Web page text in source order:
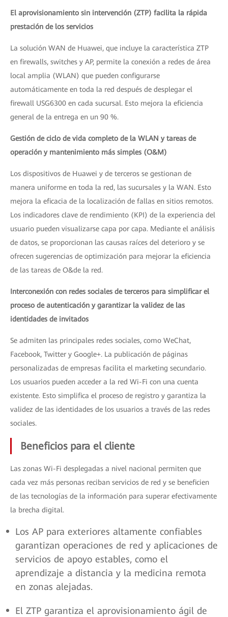
El aprovisionamiento sin intervención (ZTP) facilita la rápida
prestación de los servicios
La solución WAN de Huawei, que incluye la característica ZTP
en firewalls, switches y AP, permite la conexión a redes de área
local amplia (WLAN) que pueden configurarse
automáticamente en toda la red después de desplegar el
firewall USG6300 en cada sucursal. Esto mejora la eficiencia
general de la entrega en un 90 %.
Gestión de ciclo de vida completo de la WLAN y tareas de
operación y mantenimiento más simples (O&M)
Los dispositivos de Huawei y de terceros se gestionan de
manera uniforme en toda la red, las sucursales y la WAN. Esto
mejora la eficacia de la localización de fallas en sitios remotos.
Los indicadores clave de rendimiento (KPI) de la experiencia del
usuario pueden visualizarse capa por capa. Mediante el análisis
de datos, se proporcionan las causas raíces del deterioro y se
ofrecen sugerencias de optimización para mejorar la eficiencia
de las tareas de O&de la red.
Interconexión con redes sociales de terceros para simplificar el
proceso de autenticación y garantizar la validez de las
identidades de invitados
Se admiten las principales redes sociales, como WeChat,
Facebook, Twitter y Google+. La publicación de páginas
personalizadas de empresas facilita el marketing secundario.
Los usuarios pueden acceder a la red Wi-Fi con una cuenta
existente. Esto simplifica el proceso de registro y garantiza la
validez de las identidades de los usuarios a través de las redes
sociales.
Beneficios para el cliente
Las zonas Wi-Fi desplegadas a nivel nacional permiten que
cada vez más personas reciban servicios de red y se beneficien
de las tecnologías de la información para superar efectivamente
la brecha digital.
Los AP para exteriores altamente confiables
garantizan operaciones de red y aplicaciones de
servicios de apoyo estables, como el
aprendizaje a distancia y la medicina remota
en zonas alejadas.
El ZTP garantiza el aprovisionamiento ágil de